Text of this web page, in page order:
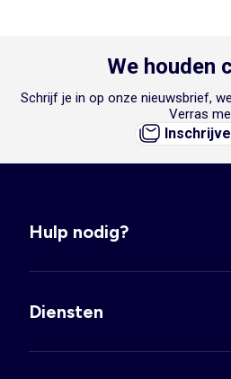
We houden
Schrijf je in op onze nieuwsbrief,
Verras
Hulp nodig?
Diensten